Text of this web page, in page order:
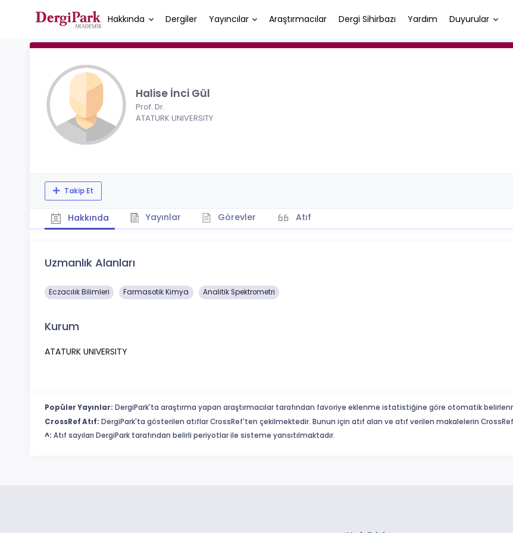
Hakkında Dergiler Yayıncılar Araştırmacılar Dergi Sihirbazı Yardım Duyurular
Halise İnci Gül
Prof. Dr.
ATATURK UNIVERSITY
Takip Et
Hakkında Yayınlar Görevler Atıf
Uzmanlık Alanları
Eczacılık Bilimleri Farmasotik Kimya Analitik Spektrometri
Kurum
ATATURK UNIVERSITY
Popüler Yayınlar: DergiPark'ta araştırma yapan araştırmacılar tarafından favoriye eklenme istatistiğine göre otomatik
CrossRef Atıf: DergiPark'ta gösterilen atıflar CrossRef'ten çekilmektedir. Bunun için atıf alan ve atıf verilen makalelerin
^: Atıf sayıları DergiPark tarafından belirli periyotlar ile sisteme yansıtılmaktadır.